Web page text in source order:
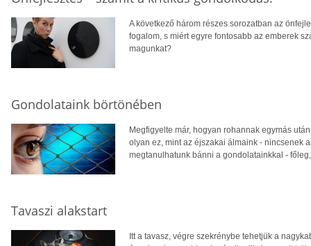
A következő három részes sorozatban az
fogalom, s miért egyre fontosabb az emberek
magunkat?
Gondolataink börtönében
Megfigyelte már, hogyan rohannak egymás
olyan ez, mint az éjszakai álmaink - nincsenek
megtanulhatunk bánni a gondolatainkkal -
Tavaszi alakstart
Itt a tavasz, végre szekrénybe tehetjük a